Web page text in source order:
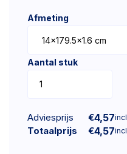
Afmeting
Aantal stuk
Adviesprijs €4,57
Totaalprijs
€4,57